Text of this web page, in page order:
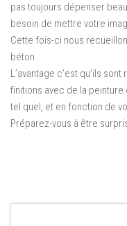
pas toujours dépenser
besoin de mettre votre
Cette fois-ci nous
béton.
L’avantage c’est qu’ils
finitions avec de la
tel quel, et en fonction de
Préparez-vous à être